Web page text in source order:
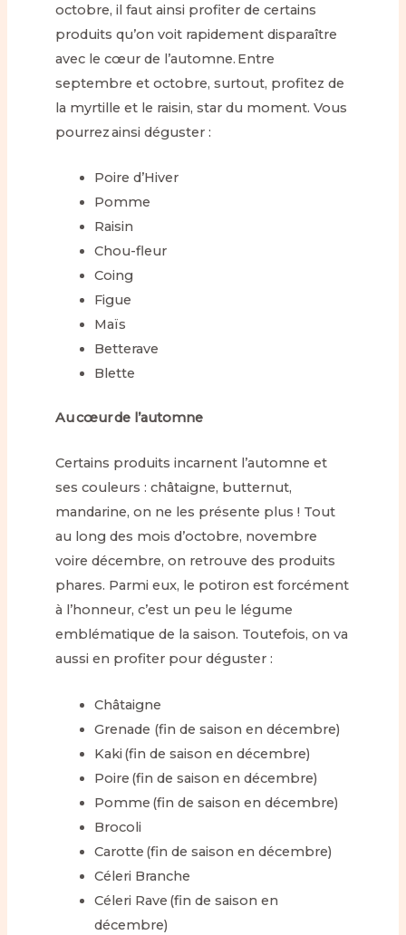
octobre, il faut ainsi profiter de certains
produits qu’on voit rapidement disparaître
avec le cœur de l’automne. Entre
septembre et octobre, surtout, profitez de
la myrtille et le raisin, star du moment. Vous
pourrez ainsi déguster :
Poire d’Hiver
Pomme
Raisin
Chou-fleur
Coing
Figue
Maïs
Betterave
Blette
Au cœur de l’automne
Certains produits incarnent l’automne et
ses couleurs : châtaigne, butternut,
mandarine, on ne les présente plus ! Tout
au long des mois d’octobre, novembre
voire décembre, on retrouve des produits
phares. Parmi eux, le potiron est forcément
à l’honneur, c’est un peu le légume
emblématique de la saison. Toutefois, on va
aussi en profiter pour déguster :
Châtaigne
Grenade (fin de saison en décembre)
Kaki (fin de saison en décembre)
Poire (fin de saison en décembre)
Pomme (fin de saison en décembre)
Brocoli
Carotte (fin de saison en décembre)
Céleri Branche
Céleri Rave (fin de saison en
décembre)